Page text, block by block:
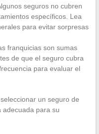
seguros no cubren
específicos. Lea
para evitar sorpresas
franquicias son sumas
de que el seguro cubra
para evaluar el
un seguro de
adecuada para su